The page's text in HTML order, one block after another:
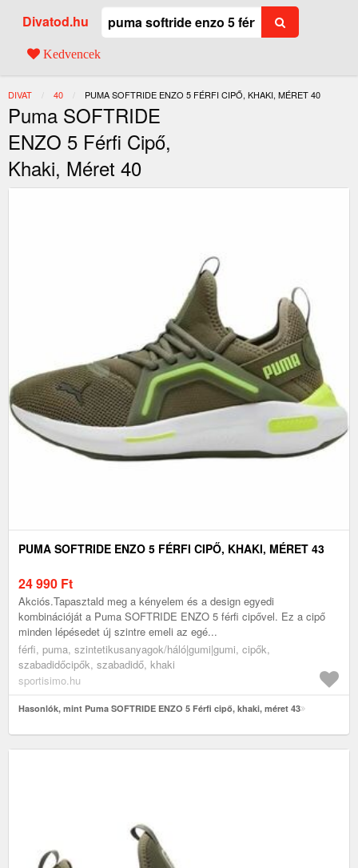
Divatod.hu
Kedvencek
DIVAT 40 JELENLEGI:
PUMA SOFTRIDE ENZO 5 FÉRFI CIPŐ, KHAKI, MÉRET 40
Puma SOFTRIDE
ENZO 5 Férfi Cipő,
Khaki, Méret 40
PUMA SOFTRIDE ENZO 5 FÉRFI CIPŐ, KHAKI, MÉRET 43
24 990 Ft
Akciós.Tapasztald meg a kényelem és a design egyedi
kombinációját a Puma SOFTRIDE ENZO 5 férfi cipővel. Ez a cipő
minden lépésedet új szintre emeli az egé...
férfi, puma, szintetikusanyagok/háló|gumi|gumi, cipők,
szabadidőcipők, szabadidő, khaki
sportisimo.hu
Hasonlók, mint Puma SOFTRIDE ENZO 5 Férfi cipő, khaki, méret 43